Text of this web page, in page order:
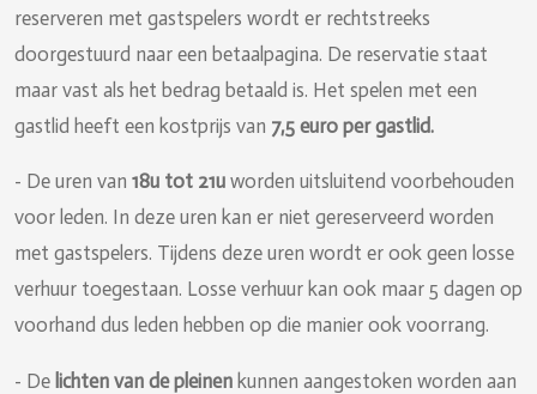
reserveren met gastspelers wordt er rechtstreeks
doorgestuurd naar een betaalpagina. De reservatie staat
maar vast als het bedrag betaald is. Het spelen met een
gastlid heeft een kostprijs van 7,5 euro per gastlid.
- De uren van 18u tot 21u worden uitsluitend voorbehouden
voor leden. In deze uren kan er niet gereserveerd worden
met gastspelers. Tijdens deze uren wordt er ook geen losse
verhuur toegestaan. Losse verhuur kan ook maar 5 dagen op
voorhand dus leden hebben op die manier ook voorrang.
- De lichten van de pleinen kunnen aangestoken worden aan